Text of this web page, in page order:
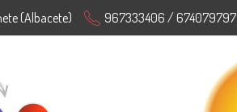
(Albacete) 967333406 / 674079797